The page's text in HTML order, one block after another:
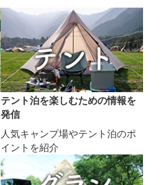
テント泊を楽しむための情報を
発信
人気キャンプ場やテント泊のポ
イントを紹介